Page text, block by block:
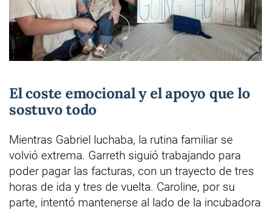
El coste emocional y el apoyo que lo
sostuvo todo
Mientras Gabriel luchaba, la rutina familiar se
volvió extrema. Garreth siguió trabajando para
poder pagar las facturas, con un trayecto de tres
horas de ida y tres de vuelta. Caroline, por su
parte, intentó mantenerse al lado de la incubadora